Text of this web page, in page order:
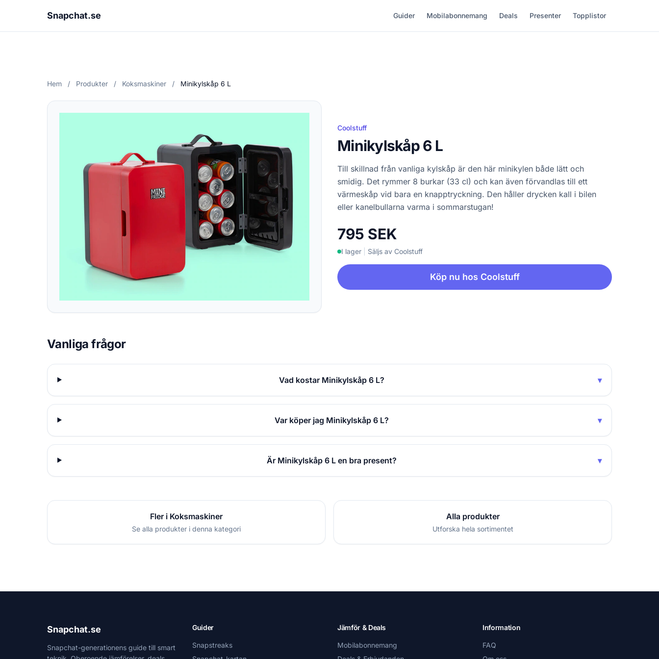
Snapchat.se Guider Mobilabonnemang Deals Presenter Topplistor
Hem / Produkter / Koksmaskiner / Minikylskåp 6 L
Coolstuff
Minikylskåp 6 L
Till skillnad från vanliga kylskåp är den här minikylen både lätt och
smidig. Det rymmer 8 burkar (33 cl) och kan även förvandlas till ett
värmeskåp vid bara en knapptryckning. Den håller drycken kall i bilen
eller kanelbullarna varma i sommarstugan!
795 SEK
I lager Säljs av Coolstuff
Köp nu hos Coolstuff
Vanliga frågor
Vad kostar Minikylskåp 6 L? ▾
Var köper jag Minikylskåp 6 L? ▾
Är Minikylskåp 6 L en bra present? ▾
Fler i Koksmaskiner
Se alla produkter i denna kategori
Alla produkter
Utforska hela sortimentet
Snapchat.se
Snapchat-generationens guide till smart
Guider
Snapstreaks
Jämför & Deals
Mobilabonnemang
Information
FAQ